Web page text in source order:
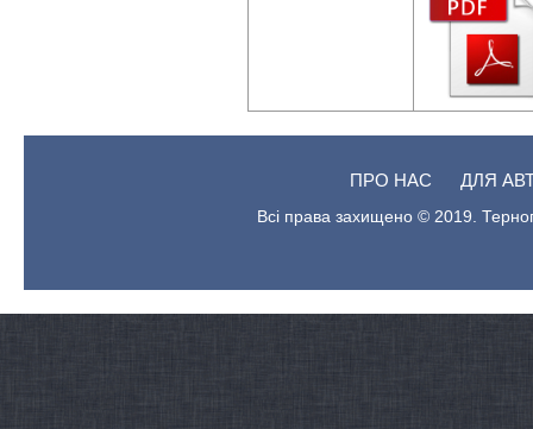
ПРО НАС ДЛЯ
Всі права захищено © 2019.